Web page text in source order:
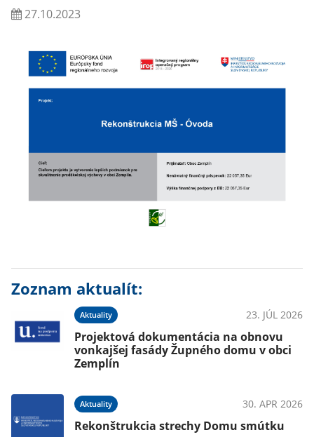
27.10.2023
Zoznam aktualít:
Aktuality 23. JÚL 2026
Projektová dokumentácia na obnovu
vonkajšej fasády Župného domu v obci
Zemplín
Aktuality 30. APR 2026
Rekonštrukcia strechy Domu smútku